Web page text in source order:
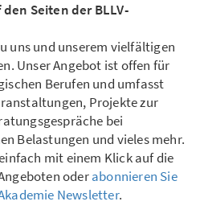
Seiten der BLLV-
uns und unserem vielfältigen
Unser Angebot ist offen für
Berufen und umfasst
Projekte zur
bei
Belastungen und vieles mehr.
mit einem Klick auf die
oderabonnieren Sie
Newsletter.